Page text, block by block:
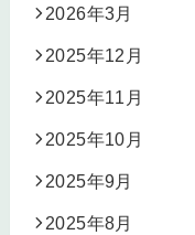
2026年3月
2025年12月
2025年11月
2025年10月
2025年9月
2025年8月